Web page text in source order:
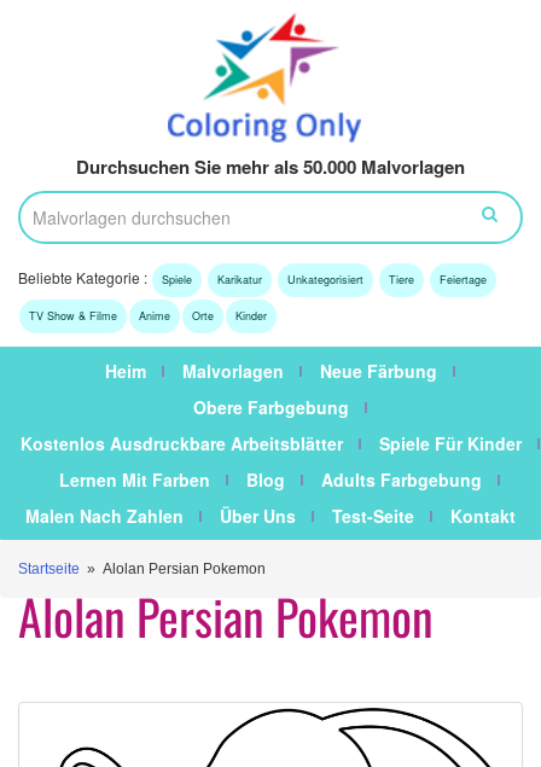
Durchsuchen Sie mehr als 50.000 Malvorlagen
Beliebte Kategorie : Spiele Karikatur Unkategorisiert Tiere Feiertage
TV Show & Filme Anime Orte Kinder
Heim Malvorlagen
Neue Färbung
Obere Farbgebung
Kostenlos Ausdruckbare Arbeitsblätter
Spiele Für Kinder
Lernen Mit Farben
Blog
Adults Farbgebung
Malen Nach Zahlen
Über Uns Test-Seite Kontakt
Startseite » Alolan Persian Pokemon
Alolan Persian Pokemon